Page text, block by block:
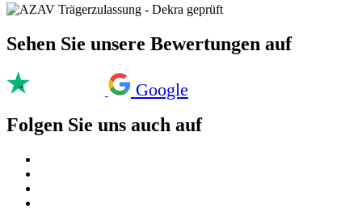
Sehen Sie unsere Bewertungen auf
Google
Folgen Sie uns auch auf